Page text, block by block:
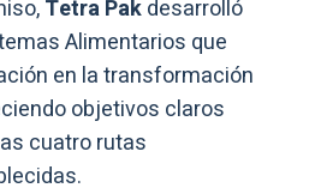
Tetra Pakdesarrolló
Alimentarios que
en la transformación
objetivos claros
cuatro rutas